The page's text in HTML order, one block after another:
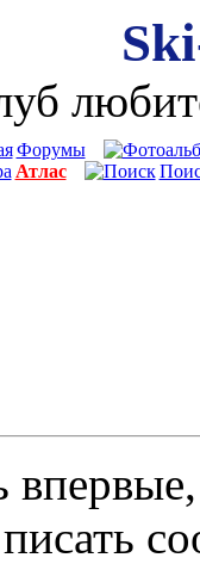
Форумы
Атлас